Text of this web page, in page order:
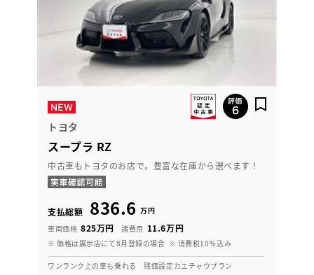
トヨタ
スープラ RZ
中古車もトヨタのお店で。豊富な在庫から選べます！
支払総額 836.6 万円
車両価格 825万円 諸費用 11.6万円
※ 価格は展示店にて8月登録の場合 ※ 消費税10％込み
ワンランク上の車も乗れる 残価設定カエチャウプラン